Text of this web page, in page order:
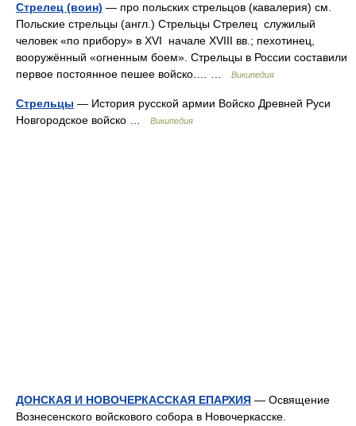
Стрелец (воин) — про польских стрельцов (кавалерия) см.
Польские стрельцы (англ.) Стрельцы Стрелец служилый
человек «по прибору» в XVI начале XVIII вв.; пехотинец,
вооружённый «огненным боем». Стрельцы в России составили
первое постоянное пешее войско.… …
Википедия
Стрельцы — История русской армии Войско Древней Руси
Новгородское войско …
Википедия
ДОНСКАЯ И НОВОЧЕРКАССКАЯ ЕПАРХИЯ — Освящение
Вознесенского войскового собора в Новочеркасске.